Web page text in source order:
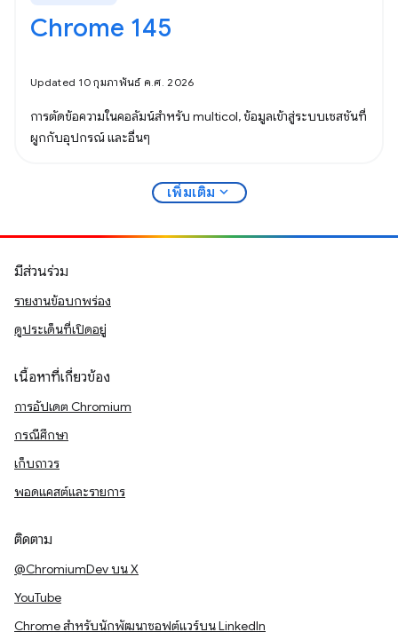
Chrome 145
Updated 10 กุมภาพันธ์ ค.ศ. 2026
การตัดข้อความในคอลัมน์สำหรับ multicol, ข้อมูลเข้าสู่ระบบเซสชันที่
ผูกกับอุปกรณ์ และอื่นๆ
เพิ่มเติม expand_more
มีส่วนร่วม
รายงานข้อบกพร่อง
ดูประเด็นที่เปิดอยู่
เนื้อหาที่เกี่ยวข้อง
การอัปเดต Chromium
กรณีศึกษา
เก็บถาวร
พอดแคสต์และรายการ
ติดตาม
@ChromiumDev บน X
YouTube
Chrome สำหรับนักพัฒนาซอฟต์แวร์บน LinkedIn